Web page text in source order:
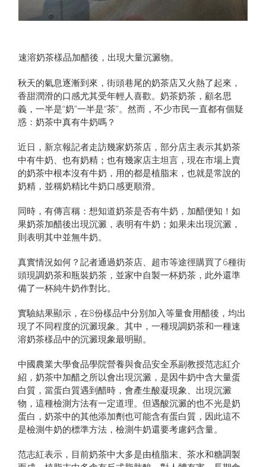
速溶奶茶樣品加醋後，出現大量沉澱物。
秋天的氣息逐漸到來，街頭巷尾的奶茶店又火熱了起來，
香甜潤滑的口感尤其受年輕人喜歡。奶茶奶茶，顧名思
義，一半是“奶”一半是“茶”。然而，不少市民一直都有個疑
惑：奶茶中真有牛奶嗎？
近日，新京報記者走訪幾家奶茶店，部分店主表示其奶茶
中有牛奶、也有奶精；也有幾家店主坦言，現在市場上賣
的奶茶中根本沒有牛奶，用的都是植脂末，也就是常說的
奶精，並稱奶精比牛奶口感更順滑。
同時，有傳言稱：想知道奶茶是否有牛奶，加醋便知！如
果奶茶加醋後出現沉澱，表明有牛奶；如果未出現沉澱，
則表明其中並無牛奶。
真實情況如何？記者通過奶茶店、超市等途徑購買了6種街
頭現調奶茶和瓶裝奶茶，並家中自製一杯奶茶，此外還準
備了一杯純牛奶作對比。
實驗結果顯示，在8份樣品中分別加入等量食用醋後，均出
現了不同程度的沉澱現象。其中，一種現調奶茶和一種速
溶奶茶樣品中的沉澱現象最明顯。
中國農業大學食品學院營養與食品安全系副教授范志紅介
紹，奶茶中加醋之所以會出現沉澱，是因牛奶中含大量蛋
白質，當蛋白質遇到醋時，會產生酸凝現象、出現沉澱
物，這種檢測方法有一定道理。但遇酸沉澱的也不光是奶
蛋白，奶茶中的其他添加劑也可能含有蛋白質，因此這不
是檢測牛奶的標準方法，檢測牛奶還要考慮鈣含量。
范志紅表示，目前奶茶中大多是由植脂末、茶水和糖調製